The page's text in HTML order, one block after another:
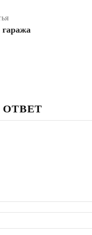
ОТВЕТ